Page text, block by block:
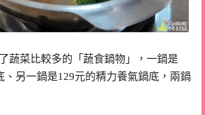
蔬菜比較多的「蔬食鍋物」，一鍋是
、另一鍋是129元的精力養氣鍋底，兩鍋